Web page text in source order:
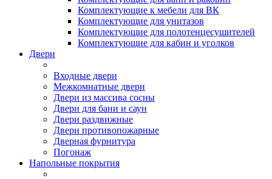
Комплектующие к мебели для ВК
Комплектующие для унитазов
Комплектующие для полотенцесушителей
Комплектующие для кабин и уголков
Двери
Входные двери
Межкомнатные двери
Двери из массива сосны
Двери для бани и саун
Двери раздвижные
Двери противопожарные
Дверная фурнитура
Погонаж
Напольные покрытия